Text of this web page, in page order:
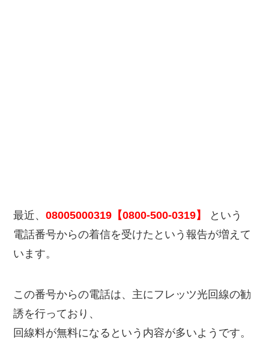
最近、08005000319【0800-500-0319】
という
電話番号からの着信を受けたという報告が増えて
います。
この番号からの電話は、主にフレッツ光回線の勧
誘を行っており、
回線料が無料になるという内容が多いようです。